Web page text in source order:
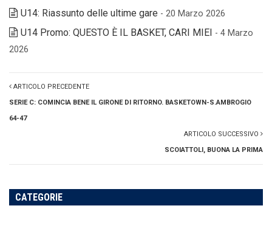
U14: Riassunto delle ultime gare - 20 Marzo 2026
U14 Promo: QUESTO È IL BASKET, CARI MIEI - 4 Marzo
2026
ARTICOLO PRECEDENTE
SERIE C: COMINCIA BENE IL GIRONE DI RITORNO. BASKETOWN-S.AMBROGIO
64-47
ARTICOLO SUCCESSIVO
SCOIATTOLI, BUONA LA PRIMA
CATEGORIE